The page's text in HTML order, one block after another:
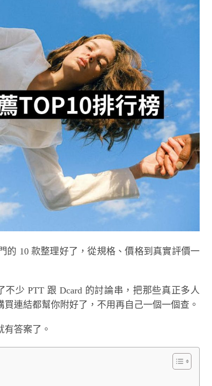
的 10 款整理好了，從規格、價格到真實評價一
少 PTT 跟 Dcard 的討論串，把那些真正多人
連結都幫你附好了，不用再自己一個一個查。
答案了。